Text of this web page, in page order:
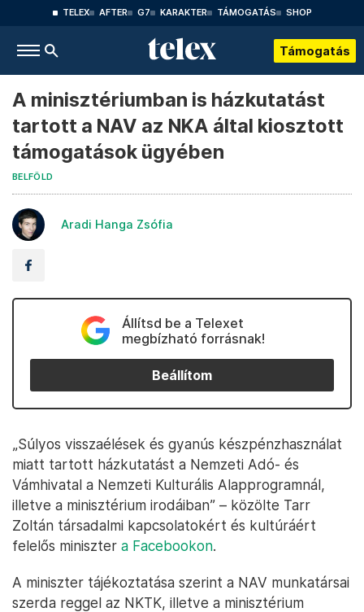
TELEX AFTER G7 KARAKTER TÁMOGATÁS SHOP
Támogatás
A minisztériumban is házkutatást
tartott a NAV az NKA által kiosztott
támogatások ügyében
BELFÖLD
Aradi Hanga Zsófia
Állítsd be a Telexet
megbízható forrásnak!
Beállítom
„Súlyos visszaélések és gyanús készpénzhasználat
miatt tartott házkutatást a Nemzeti Adó- és
Vámhivatal a Nemzeti Kulturális Alapprogramnál,
illetve a minisztérium irodáiban” – közölte Tarr
Zoltán társadalmi kapcsolatokért és kultúráért
felelős miniszter a Facebookon.
A miniszter tájékoztatása szerint a NAV munkatársai
szerda reggel az NKTK, illetve a minisztérium